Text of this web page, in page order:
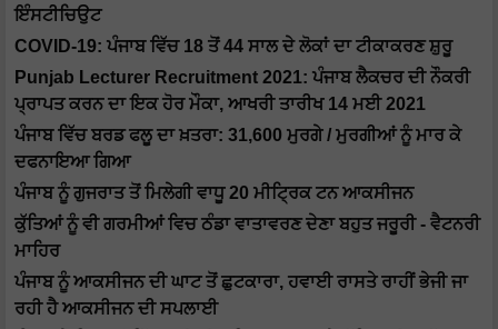
ਇੰਸਟੀਚਿਉਟ
COVID-19: ਪੰਜਾਬ ਵਿੱਚ 18 ਤੋਂ 44 ਸਾਲ ਦੇ ਲੋਕਾਂ ਦਾ ਟੀਕਾਕਰਣ ਸ਼ੁਰੂ
Punjab Lecturer Recruitment 2021: ਪੰਜਾਬ ਲੈਕਚਰ ਦੀ ਨੌਕਰੀ
ਪ੍ਰਾਪਤ ਕਰਨ ਦਾ ਇਕ ਹੋਰ ਮੌਕਾ, ਆਖਰੀ ਤਾਰੀਖ 14 ਮਈ 2021
ਪੰਜਾਬ ਵਿੱਚ ਬਰਡ ਫਲੂ ਦਾ ਖ਼ਤਰਾ: 31,600 ਮੁਰਗੇ / ਮੁਰਗੀਆਂ ਨੂੰ ਮਾਰ ਕੇ
ਦਫਨਾਇਆ ਗਿਆ
ਪੰਜਾਬ ਨੂੰ ਗੁਜਰਾਤ ਤੋਂ ਮਿਲੇਗੀ ਵਾਧੂ 20 ਮੀਟ੍ਰਿਕ ਟਨ ਆਕਸੀਜਨ
ਕੁੱਤਿਆਂ ਨੂੰ ਵੀ ਗਰਮੀਆਂ ਵਿਚ ਠੰਡਾ ਵਾਤਾਵਰਣ ਦੇਣਾ ਬਹੁਤ ਜਰੂਰੀ - ਵੈਟਨਰੀ
ਮਾਹਿਰ
ਪੰਜਾਬ ਨੂੰ ਆਕਸੀਜਨ ਦੀ ਘਾਟ ਤੋਂ ਛੁਟਕਾਰਾ, ਹਵਾਈ ਰਾਸਤੇ ਰਾਹੀਂ ਭੇਜੀ ਜਾ
ਰਹੀ ਹੈ ਆਕਸੀਜਨ ਦੀ ਸਪਲਾਈ